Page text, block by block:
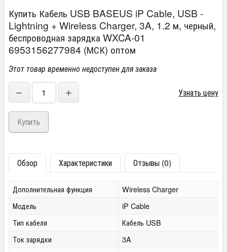
Купить Кабель USB BASEUS iP Cable, USB -
Lightning + Wireless Charger, 3A, 1.2 м, черный,
беспроводная зарядка WXCA-01
6953156277984 (МСК) оптом
Этот товар временно недоступен для заказа
− + Узнать цену
Обзор Характеристики Отзывы (0)
Дополнительная функция
Wireless Charger
Модель
iP Cable
Тип кабеля
Кабель USB
Ток зарядки
3A